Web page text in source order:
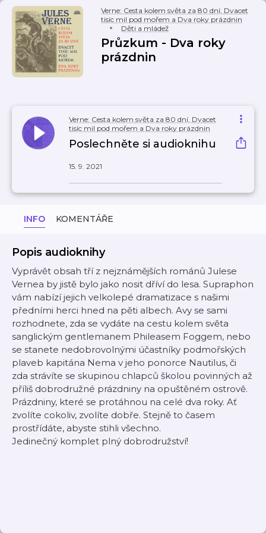
Verne: Cesta kolem světa za 80 dní, Dvacet
tisíc mil pod mořem a Dva roky prázdnin
Děti a mládež
Průzkum - Dva roky
prázdnin
Verne: Cesta kolem světa za 80 dní, Dvacet
tisíc mil pod mořem a Dva roky prázdnin
Poslechněte si audioknihu
15. 9. 2021
INFO KOMENTÁŘE
Popis audioknihy
Vyprávět obsah tří z nejznámějších románů Julese
Vernea by jistě bylo jako nosit dříví do lesa. Supraphon
vám nabízí jejich velkolepé dramatizace s našimi
předními herci hned na pěti albech. Avy se sami
rozhodnete, zda se vydáte na cestu kolem světa
sanglickým gentlemanem Phileasem Foggem, nebo
se stanete nedobrovolnými účastníky podmořských
plaveb kapitána Nema v jeho ponorce Nautilus, či
zda strávíte se skupinou chlapců školou povinných až
příliš dobrodružné prázdniny na opuštěném ostrově.
Prázdniny, které se protáhnou na celé dva roky. Ať
zvolíte cokoliv, zvolíte dobře. Stejně to časem
prostřídáte, abyste stihli všechno.
Jedinečný komplet plný dobrodružství!